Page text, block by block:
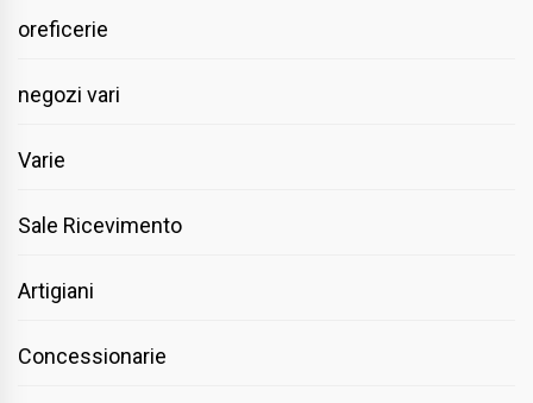
oreficerie
negozi vari
Varie
Sale Ricevimento
Artigiani
Concessionarie